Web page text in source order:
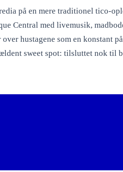
på en mere traditionel tico-
Central med livemusik,
hustagene som en konstant
sweet spot: tilsluttet nok til